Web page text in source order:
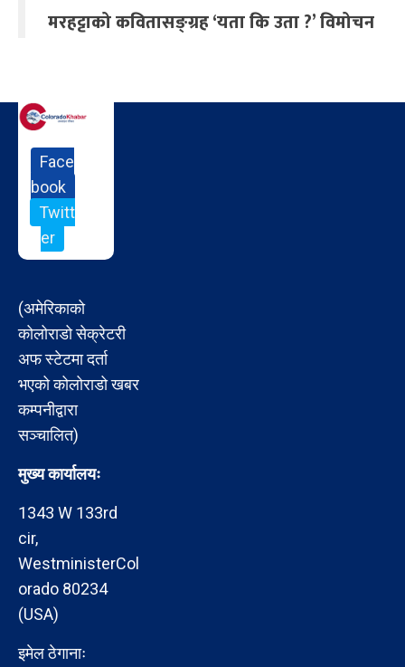
मरहट्टाको कवितासङ्ग्रह ‘यता कि उता ?’ विमोचन
Face
book
Twitt
er
(अमेरिकाको
कोलोराडो सेक्रेटरी
अफ स्टेटमा दर्ता
भएको कोलोराडो खबर
कम्पनीद्वारा
सञ्चालित)
मुख्य कार्यालयः
1343 W 133rd
cir,
WestministerCol
orado 80234
(USA)
इमेल ठेगानाः